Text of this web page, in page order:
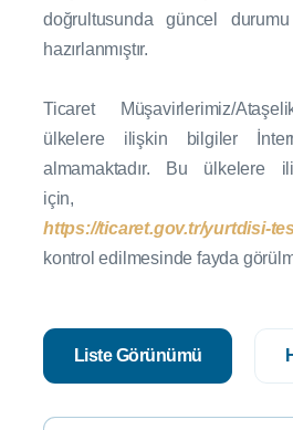
doğrultusunda güncel
hazırlanmıştır.
Ticaret Müşavirlerimiz/
ülkelere ilişkin bilgiler
almamaktadır. Bu ülkelere
https://ticaret.gov.tr/yurtdisi-
kontrol edilmesinde fayda
Liste Görünümü